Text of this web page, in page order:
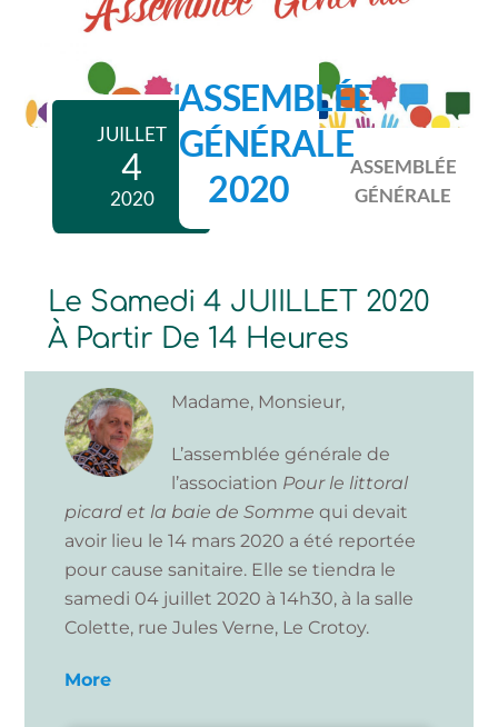
JUILLET
4
2020
ASSEMBLÉE
GÉNÉRALE
2020
ASSEMBLÉE
GÉNÉRALE
Le Samedi 4 JUIILLET 2020
À Partir De 14 Heures
Madame, Monsieur,
L’assemblée générale de
l’association Pour le littoral
picard et la baie de Somme qui devait
avoir lieu le 14 mars 2020 a été reportée
pour cause sanitaire. Elle se tiendra le
samedi 04 juillet 2020 à 14h30, à la salle
Colette, rue Jules Verne, Le Crotoy.
More